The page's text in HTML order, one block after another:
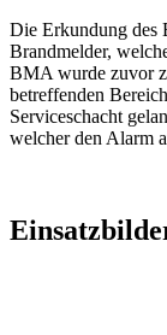
Die Erkundung des
Brandmelder,
BMA wurde zuvor
betreffenden
Serviceschacht
welcher den Alarm